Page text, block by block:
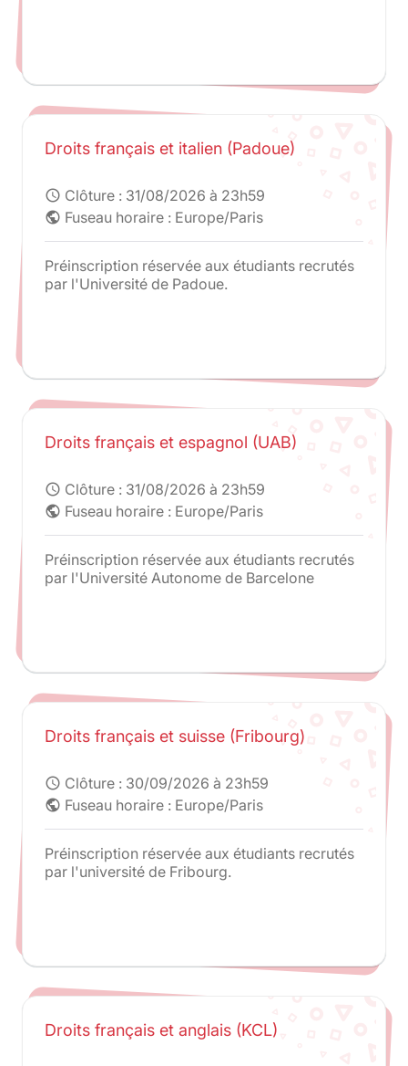
Droits français et italien (Padoue)
schedule Clôture : 31/08/2026 à 23h59
public Fuseau horaire : Europe/Paris
Préinscription réservée aux étudiants recrutés
par l'Université de Padoue.
Droits français et espagnol (UAB)
schedule Clôture : 31/08/2026 à 23h59
public Fuseau horaire : Europe/Paris
Préinscription réservée aux étudiants recrutés
par l'Université Autonome de Barcelone
Droits français et suisse (Fribourg)
schedule Clôture : 30/09/2026 à 23h59
public Fuseau horaire : Europe/Paris
Préinscription réservée aux étudiants recrutés
par l'université de Fribourg.
Droits français et anglais (KCL)